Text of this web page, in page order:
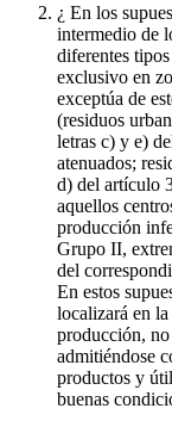
¿ En los
intermedio de
diferentes
exclusivo en
exceptúa de
(residuos
letras c) y e)
atenuados;
d) del artículo
aquellos
producción
Grupo II,
del
En estos
localizará en la
producción, no
admitiéndose
productos y
buenas